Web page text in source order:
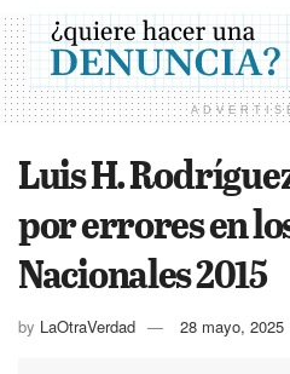
Luis H.
por errores en
Nacionales 2015
by LaOtraVerdad 28 mayo, 2025